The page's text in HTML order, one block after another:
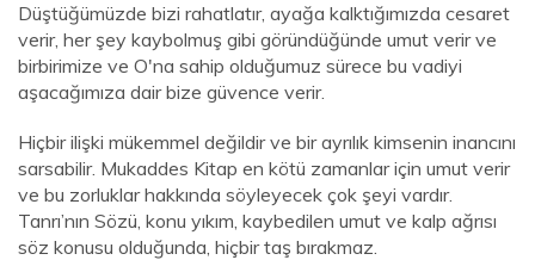
Düştüğümüzde bizi rahatlatır, ayağa kalktığımızda cesaret
verir, her şey kaybolmuş gibi göründüğünde umut verir ve
birbirimize ve O'na sahip olduğumuz sürece bu vadiyi
aşacağımıza dair bize güvence verir.
Hiçbir ilişki mükemmel değildir ve bir ayrılık kimsenin inancını
sarsabilir. Mukaddes Kitap en kötü zamanlar için umut verir
ve bu zorluklar hakkında söyleyecek çok şeyi vardır.
Tanrı’nın Sözü, konu yıkım, kaybedilen umut ve kalp ağrısı
söz konusu olduğunda, hiçbir taş bırakmaz.